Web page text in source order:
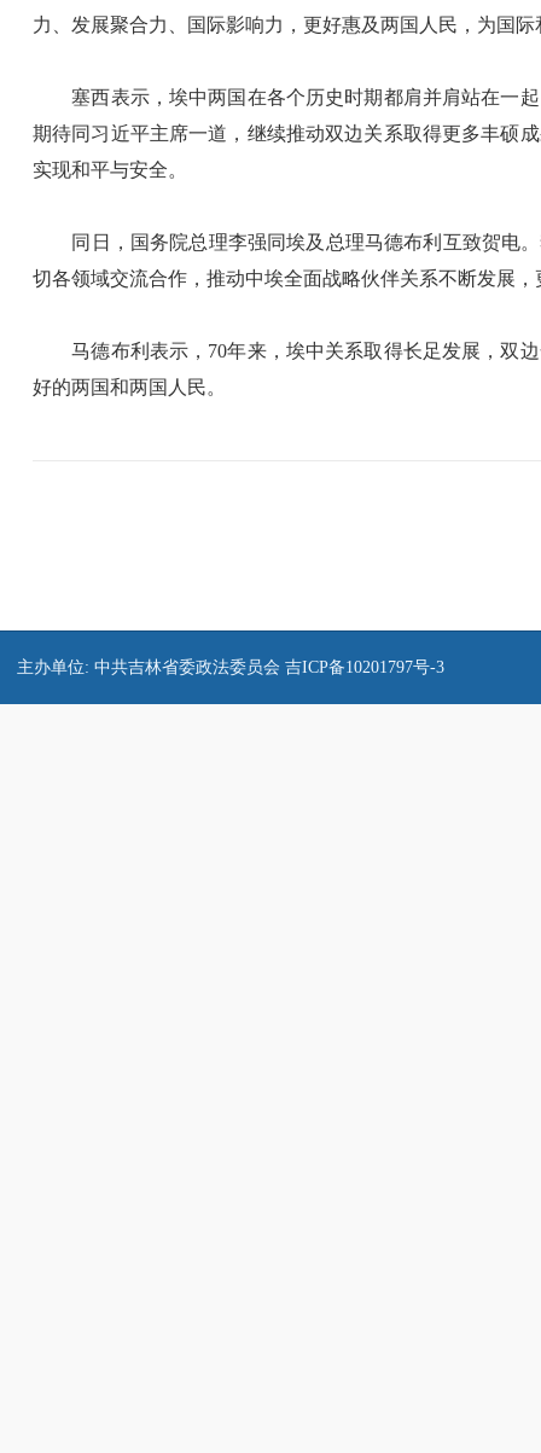
力、发展聚合力、国际影响力，更好惠及两国人民，为国
塞西表示，埃中两国在各个历史时期都肩并肩站在一起
期待同习近平主席一道，继续推动双边关系取得更多丰硕
实现和平与安全。
同日，国务院总理李强同埃及总理马德布利互致贺电。
切各领域交流合作，推动中埃全面战略伙伴关系不断发展
马德布利表示，70年来，埃中关系取得长足发展，双边
好的两国和两国人民。
主办单位: 中共吉林省委政法委员会 吉ICP备10201797号-3